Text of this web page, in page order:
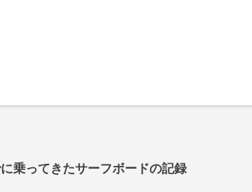
乗ってきたサーフボードの記録